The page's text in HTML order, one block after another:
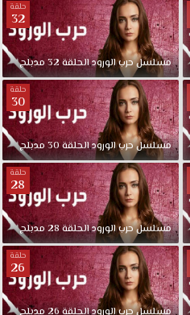
حلقة
32
مسلسلحربالورودالحلقة32مدبلج
حلقة
30
مسلسلحربالورودالحلقة30مدبلج
حلقة
28
مسلسلحربالورودالحلقة28مدبلج
حلقة
26